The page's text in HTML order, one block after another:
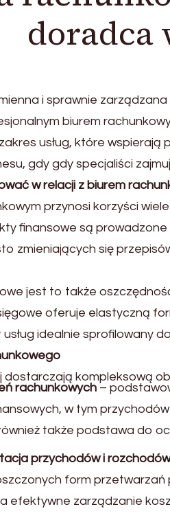
doradca
i sprawnie
biurem
usług, które
gdy gdy specjaliści
w relacji z biurem
przynosi korzyści
finansowe są
zmieniających się
jest to także
oferuje elastyczną
idealnie sprofilowany
kompleksową
rachunkowych –
w tym
także podstawa do
przychodów i
form
efektywne zarządzanie